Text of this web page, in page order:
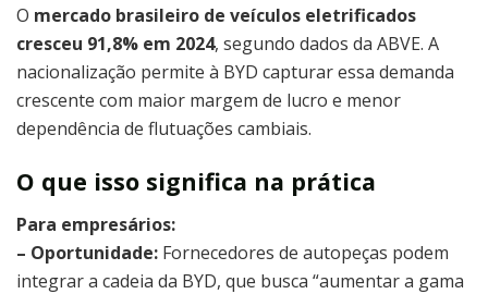
O mercado brasileiro de veículos eletrificados
cresceu 91,8% em 2024, segundo dados da ABVE. A
nacionalização permite à BYD capturar essa demanda
crescente com maior margem de lucro e menor
dependência de flutuações cambiais.
O que isso significa na prática
Para empresários:
– Oportunidade: Fornecedores de autopeças podem
integrar a cadeia da BYD, que busca “aumentar a gama